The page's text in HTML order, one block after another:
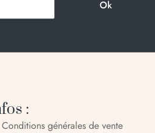
:
Conditions générales de vente